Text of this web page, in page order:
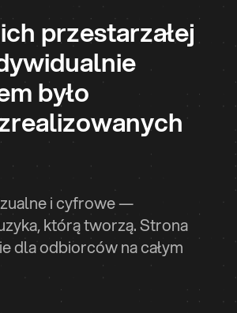
przestarzałej
było
i cyfrowe —
którą tworzą. Strona
dla odbiorców na całym